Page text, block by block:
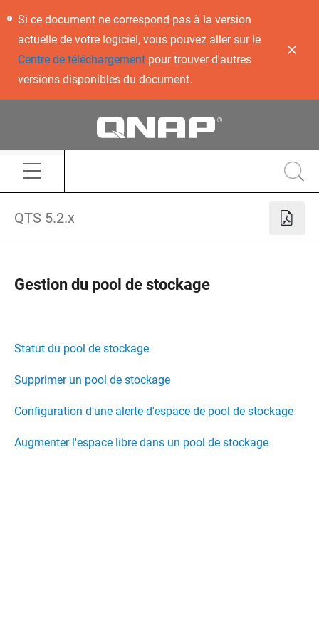
Si ce document ne correspond pas à la version
actuelle de votre logiciel, vous pouvez aller sur le
Centre de téléchargementpour trouver d'autres
versions disponibles du document.
QTS 5.2.x
Gestion du pool de stockage
Statut du pool de stockage
Supprimer un pool de stockage
Configuration d'une alerte d'espace de pool de stockage
Augmenter l'espace libre dans un pool de stockage